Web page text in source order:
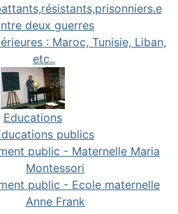
deux guerres
: Maroc, Tunisie, Liban,
etc..
Educations
publics
public - Maternelle Maria
Montessori
public - Ecole maternelle
Anne Frank